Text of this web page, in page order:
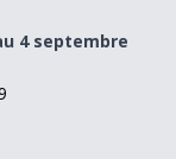
4 septembre